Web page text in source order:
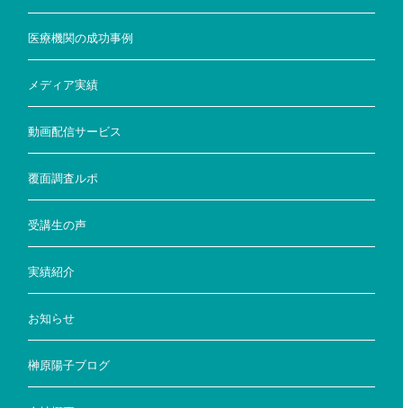
医療機関の成功事例
メディア実績
動画配信サービス
覆面調査ルポ
受講生の声
実績紹介
お知らせ
榊原陽子ブログ